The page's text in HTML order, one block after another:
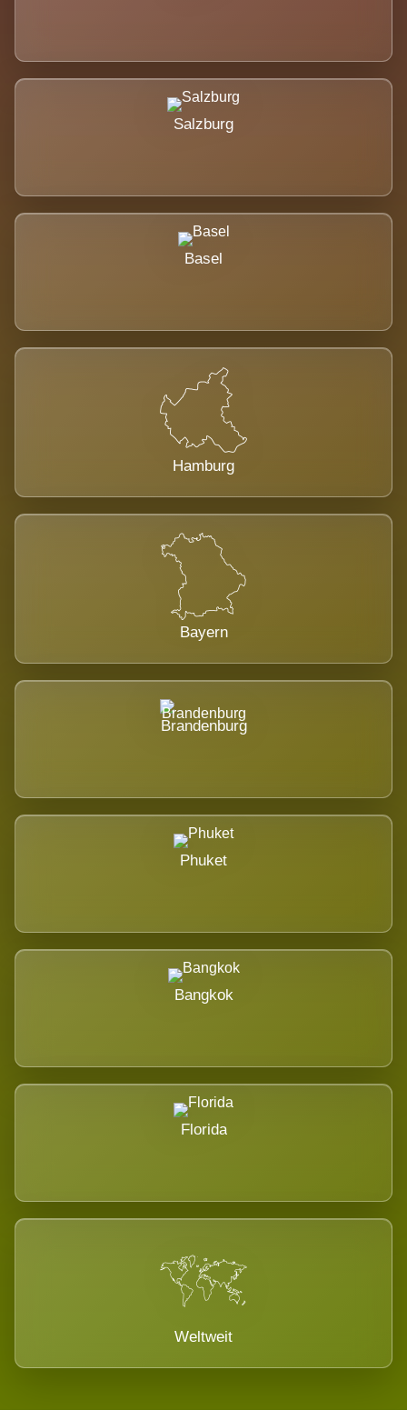
Salzburg
Basel
Hamburg
Bayern
Brandenburg
Phuket
Bangkok
Florida
Weltweit